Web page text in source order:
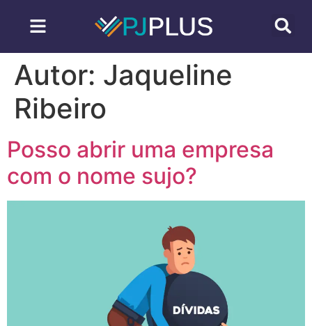
Autor: Jaqueline
Ribeiro
Posso abrir uma empresa
com o nome sujo?